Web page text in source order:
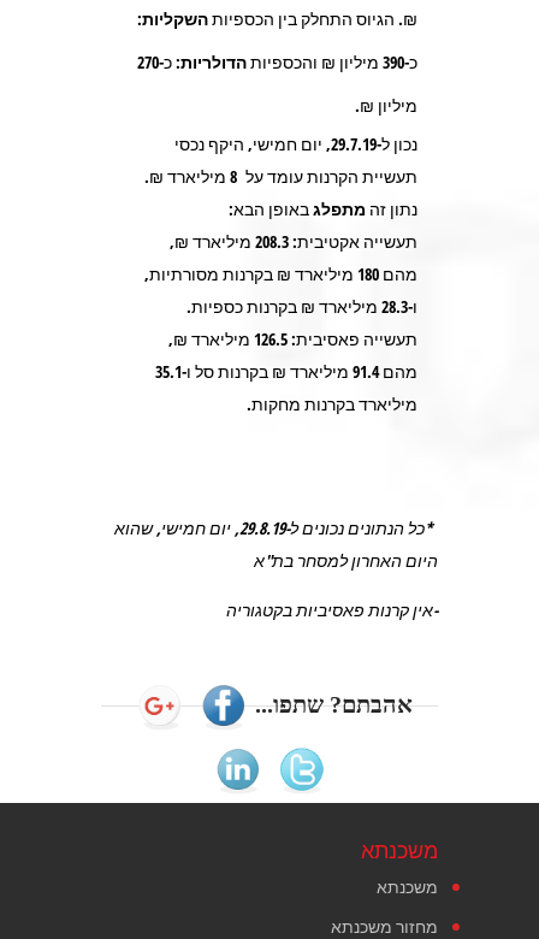
₪. הגיוס התחלק בין הכספיותהשקליות:
כ-390 מיליון ₪ והכספיות
הדולריות:
כ-270
מיליון ₪.
נכון ל-29.7.19, יום חמישי, היקף נכסי
תעשיית הקרנות עומד על 8 מיליארד ₪.
נתון זה מתפלגבאופן הבא:
תעשייה אקטיבית:
מיליארד ₪,
מהם
מיליארד ₪ בקרנות מסורתיות,
ו-28.3 מיליארד ₪ בקרנות כספיות.
תעשייה פאסיבית:126.5 מיליארד ₪,
מהם91.4 מיליארד ₪ בקרנות סל ו-35.1
מיליארד בקרנות מחקות.
*כל הנתונים נכונים ל-29.8.19, יום חמישי, שהוא
היום האחרון למסחר בת"א
-אין קרנות פאסיביות בקטגוריה
אהבתם? שתפו...
משכנתא
משכנתא
מחזור משכנתא